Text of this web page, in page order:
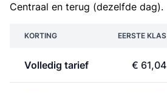
Centraal en terug (dezelfde dag).
KORTING EERSTE KLAS
Volledig tarief € 61,04